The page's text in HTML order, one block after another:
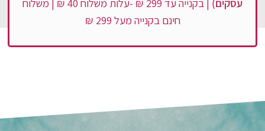
עסקים)
| בקנייה עד 299 ₪ -עלות משלוח 40 ₪ | משלוח
חינם בקנייה מעל 299 ₪